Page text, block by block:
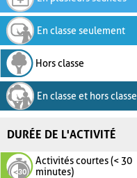
En classe seulement
Hors classe
En classe et hors classe
DURÉE DE L'ACTIVITÉ
Activités courtes (< 30
minutes)